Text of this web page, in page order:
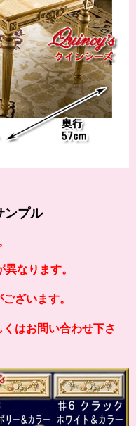
ンプル
なります。
ざいます。
はお問い合わせ下さ